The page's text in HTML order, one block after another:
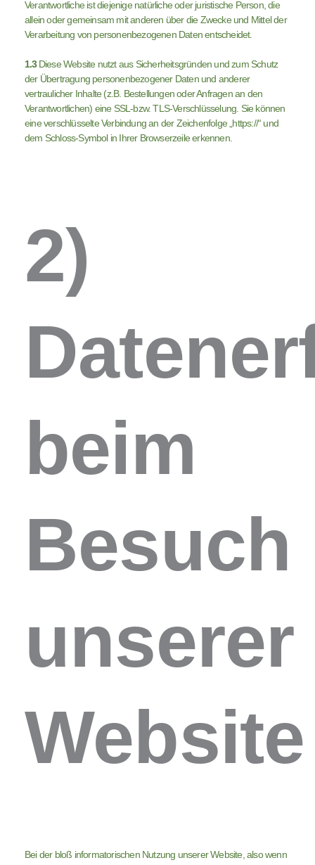
Verantwortliche ist diejenige natürliche oder juristische Person, die
allein oder gemeinsam mit anderen über die Zwecke und Mittel der
Verarbeitung von personenbezogenen Daten entscheidet.
1.3Diese Website nutzt aus Sicherheitsgründen und zum Schutz
der Übertragung personenbezogener Daten und anderer
vertraulicher Inhalte (z.B. Bestellungen oder Anfragen an den
Verantwortlichen) eine SSL-bzw. TLS-Verschlüsselung. Sie können
eine verschlüsselte Verbindung an der Zeichenfolge „https://“ und
dem Schloss-Symbol in Ihrer Browserzeile erkennen.
2)
beim
Besuch
unserer
Website
Bei der bloß informatorischen Nutzung unserer Website, also wenn